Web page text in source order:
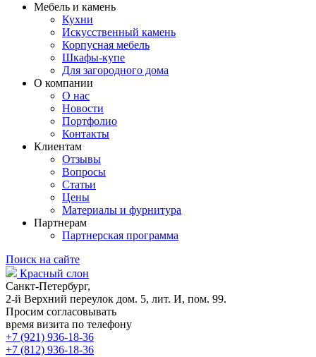
Мебель и камень
Кухни
Искусственный камень
Корпусная мебель
Шкафы-купе
Для загородного дома
О компании
О нас
Новости
Портфолио
Контакты
Клиентам
Отзывы
Вопросы
Статьи
Цены
Материалы и фурнитура
Партнерам
Партнерская программа
Поиск на сайте
Красный слон
Санкт-Петербург,
2-й Верхний переулок дом. 5, лит. И, пом. 99.
Просим согласовывать
время визита по телефону
+7 (921) 936-18-36
+7 (812) 936-18-36